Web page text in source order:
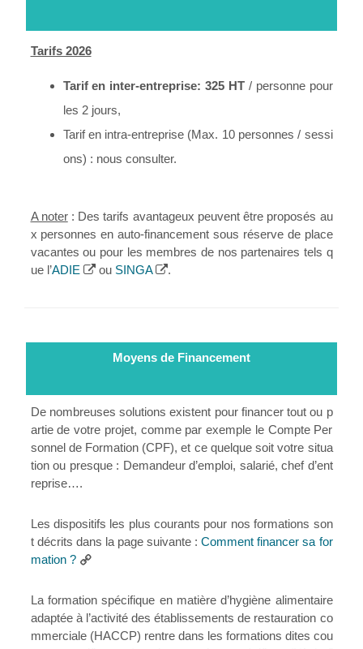
Tarifs 2026
Tarifen inter-entreprise: 325 HT/ personne pour
les 2 jours,
Tarif en intra-entreprise (Max. 10 personnes / sessi
ons) : nous consulter.
A noter: Des tarifs avantageux peuvent être proposés au
x personnes en auto-financement sous réserve de place
vacantes ou pour les membres de nos partenaires tels q
ue l’ADIE ou SINGA .
Moyens de Financement
De nombreuses solutions existent pour financer tout ou p
artie de votre projet, comme par exemple le Compte Per
sonnel de Formation (CPF), et ce quelque soit votre situa
tion ou presque : Demandeur d’emploi, salarié, chef d’ent
reprise….
Les dispositifs les plus courants pour nos formations son
t décrits dans la page suivante :Comment financer sa for
mation ?
La formation spécifique en matière d’hygiène alimentaire
adaptée à l’activité des établissements de restauration co
mmerciale (HACCP) rentre dans les formations dites cou